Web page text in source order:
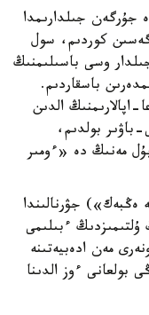
جۇرگەن جىلدارىمدا
كوردىم، سول
وسى باسىلىمنىڭ
باسقاردىم.
اپالارىمنىڭ الدىن
باۋىر بولدىم،
مەنىڭ دە «ءومىر
ەڭبەك») جۋرنالىندا
ءبىلىمى
مەن ادەبيەتىنە
ءوز الدىنا